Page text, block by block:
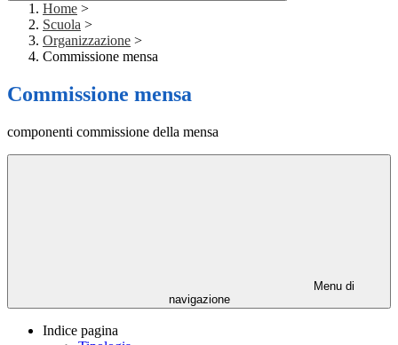
Home >
Scuola >
Organizzazione >
Commissione mensa
Commissione mensa
componenti commissione della mensa
Menu di
navigazione
Indice pagina